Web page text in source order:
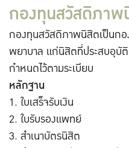
กองทุนสวัสดิภาพ
กองทุนสวัสดิภาพนิสิตเป็นกอ
พยาบาล แก่นิสิตที่ประสบอุบั
กำหนดไว้ตามระเบียบ
หลักฐาน
ใบเสร็จรับเงิน
ใบรับรองแพทย์
สำเนาบัตรนิสิต